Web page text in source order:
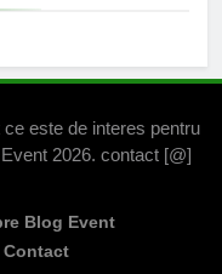
este de interes pentru
2026. contact [@]
Blog Event
Contact